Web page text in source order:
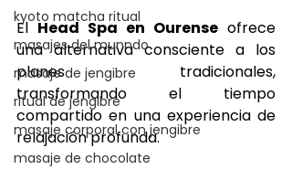
kyoto matcha ritual
masajes del munndo
masaje de jengibre
ritual de jengibre
masaje corporal con jengibre
masaje de chocolate
El Head Spa en Ourense ofrece
una alternativa consciente a los
planes tradicionales,
transformando el tiempo
compartido en una experiencia de
relajación profunda.